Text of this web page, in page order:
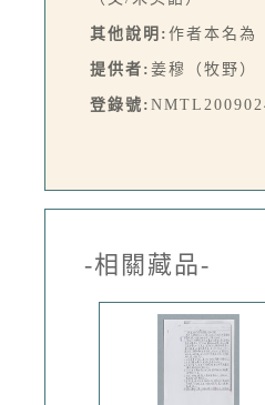
其他說明: 作者本名為
提供者: 姜穆（牧野）
登錄號:
-相關藏品-